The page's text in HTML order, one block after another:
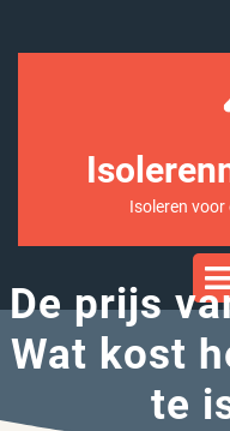
Isoleren
De prijs
Wat kost
te